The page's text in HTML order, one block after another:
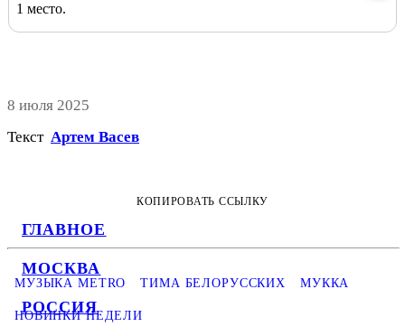
ГЛАВНОЕ
МОСКВА
РОССИЯ
1 место.
8 июля 2025
Текст Артем Васев
КОПИРОВАТЬ ССЫЛКУ
МУЗЫКА METRO ТИМА БЕЛОРУССКИХ МУККА
НОВИНКИ НЕДЕЛИ